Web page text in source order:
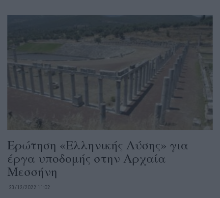
Ερώτηση «Ελληνικής Λύσης» για
έργα υποδομής στην Αρχαία
Μεσσήνη
23/12/2022 11:02